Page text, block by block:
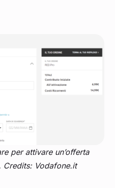
per attivare un’offerta
Credits: Vodafone.it